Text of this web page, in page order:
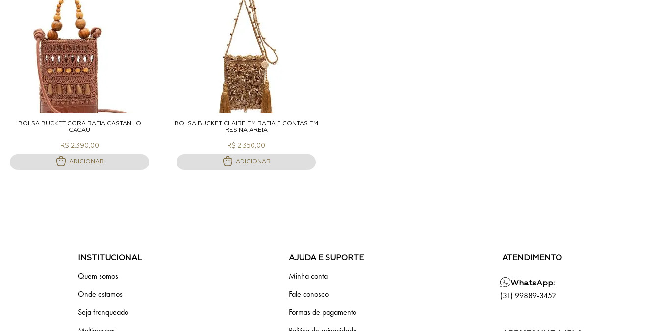
ADICIONAR A SACOLA
BOLSA BUCKET CORA RAFIA CASTANHO
CACAU
R$ 2.390,00
ADICIONAR
ADICIONAR A SACOLA
BOLSA BUCKET CLAIRE EM RÁFIA E CONTAS EM
RESINA AREIA
R$ 2.350,00
ADICIONAR
INSTITUCIONAL
Quem somos
Onde estamos
Seja franqueado
AJUDA E SUPORTE
Minha conta
Fale conosco
Formas de pagamento
ATENDIMENTO
WhatsApp:
(31) 99889-3452